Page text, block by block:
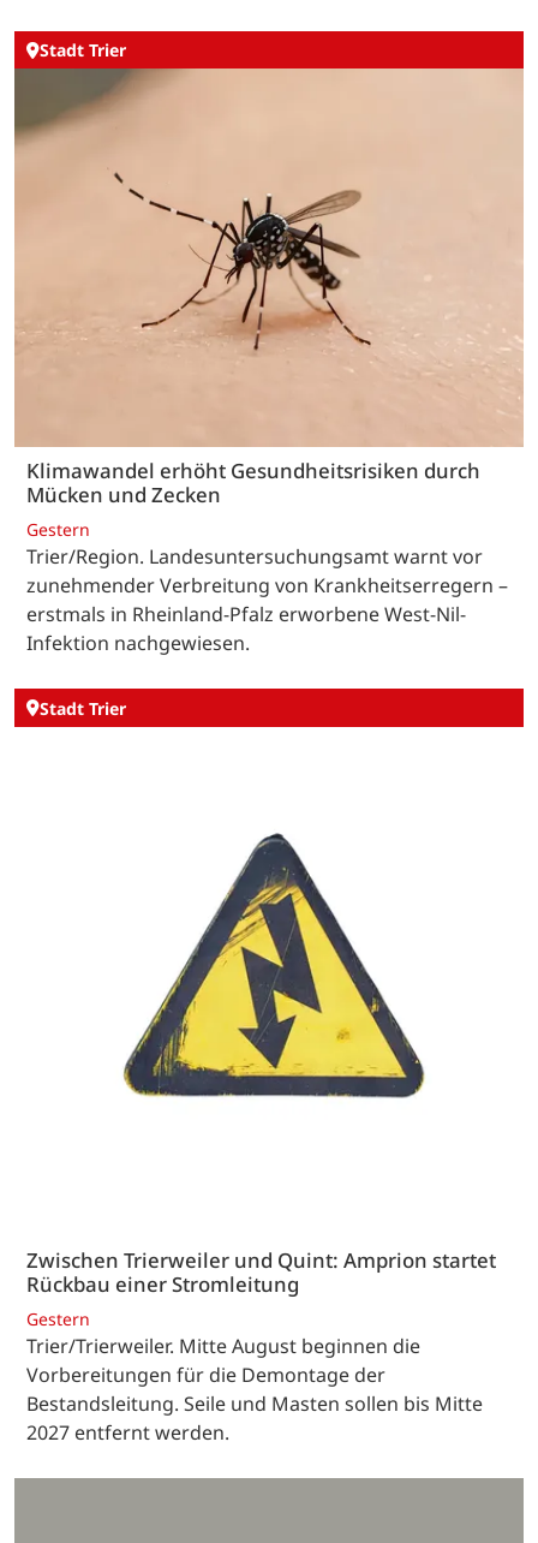
Stadt Trier
Klimawandel erhöht Gesundheitsrisiken durch
Mücken und Zecken
Gestern
Trier/Region. Landesuntersuchungsamt warnt vor
zunehmender Verbreitung von Krankheitserregern –
erstmals in Rheinland-Pfalz erworbene West-Nil-
Infektion nachgewiesen.
Stadt Trier
Zwischen Trierweiler und Quint: Amprion startet
Rückbau einer Stromleitung
Gestern
Trier/Trierweiler. Mitte August beginnen die
Vorbereitungen für die Demontage der
Bestandsleitung. Seile und Masten sollen bis Mitte
2027 entfernt werden.